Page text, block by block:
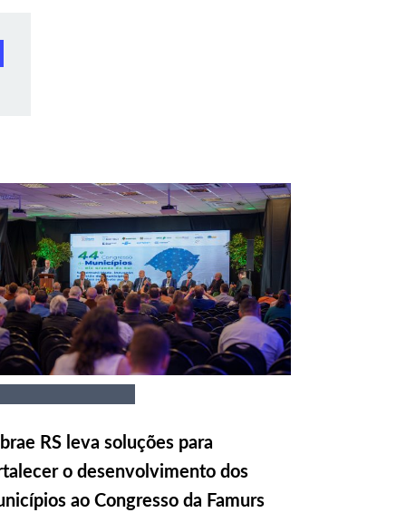
RS leva soluções para
o desenvolvimento dos
ao Congresso da Famurs